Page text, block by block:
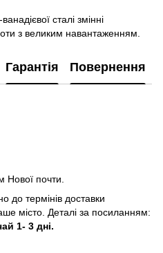
сталі змінні
з великим навантаженням.
Гарантія Повернення
Нової почти.
до термінів доставки
місто. Деталі за посиланням:
1- 3 дні.